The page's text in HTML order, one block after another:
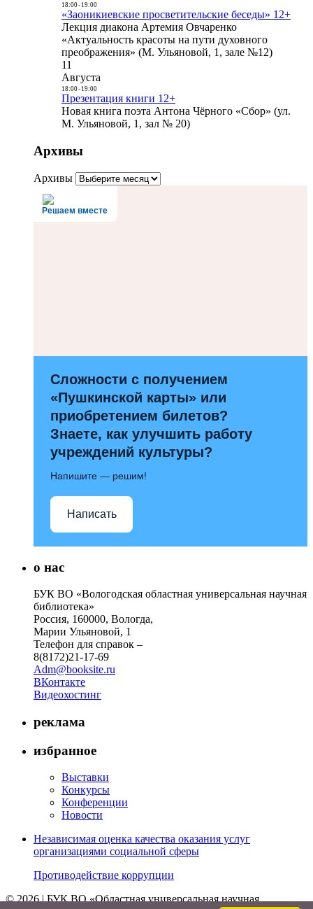
18:00- 19:00
«Заоникиевские просветительские беседы» 12+
Лекция диакона Артемия Овчаренко
«Актуальность красоты на пути духовного
преображения» (М. Ульяновой, 1, зале №12)
11
Августа
18:00- 19:00
Презентация книги 12+
Новая книга поэта Антона Чёрного «Сбор» (ул.
М. Ульяновой, 1, зал № 20)
Архивы
Архивы
Решаем вместе
Сложности с получением
«Пушкинской карты» или
приобретением билетов?
Знаете, как улучшить работу
учреждений культуры?
Напишите — решим!
Написать
о нас
БУК ВО «Вологодская областная универсальная научная
библиотека»
Россия, 160000, Вологда,
Марии Ульяновой, 1
Телефон для справок –
8(8172)21-17-69
Adm@booksite.ru
ВКонтакте
Видеохостинг
реклама
избранное
Выставки
Конкурсы
Конференции
Новости
Независимая оценка качества оказания услуг
организациями социальной сферы
Противодействие коррупции
© 2026 | БУК ВО «Областная универсальная научная